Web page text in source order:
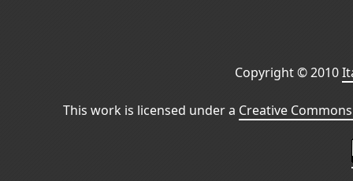
Copyright © 2010
This work is licensed under a Creative